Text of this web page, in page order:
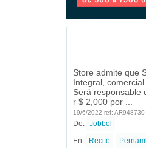
Store admite que
Integral, comercial.
Será responsable
r $ 2,000 por ...
19/6/2022 ref: AR948730
De: Jobbol
En: Recife